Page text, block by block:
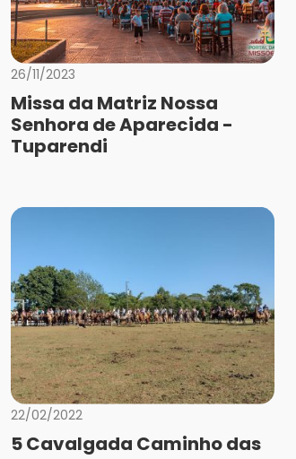
26/11/2023
Missa da Matriz Nossa
Senhora de Aparecida -
Tuparendi
22/02/2022
5 Cavalgada Caminho das